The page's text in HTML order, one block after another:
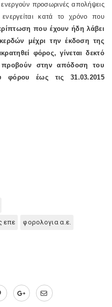
ενεργούν προσωρινές απολήψεις
κατά το χρόνο που
που έχουν ήδη λάβει
μέχρι την έκδοση της
φόρος, γίνεται δεκτό
στην απόδοση του
φόρου έως τις 31.03.2015
επε φορολογια α.ε.